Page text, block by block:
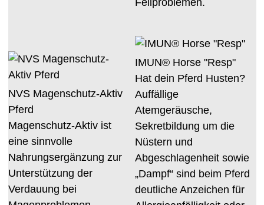
Fellproblemen.
NVS Magenschutz-Aktiv
Pferd
Magenschutz-Aktiv ist
eine sinnvolle
Nahrungsergänzung zur
Unterstützung der
Verdauung bei
IMUN® Horse "Resp"
Hat dein Pferd Husten?
Auffällige
Atemgeräusche,
Sekretbildung um die
Nüstern und
Abgeschlagenheit sowie
„Dampf“ sind beim Pferd
deutliche Anzeichen für